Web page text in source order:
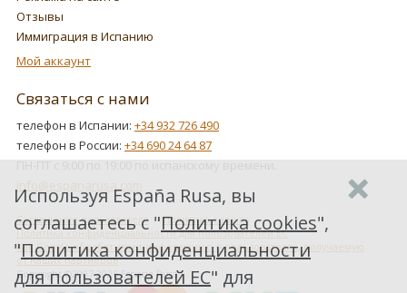
Отзывы
Иммиграция в Испанию
Мой аккаунт
Связаться с нами
телефон в Испании: +34 932 726 490
телефон в России: +34 690 24 64 87
info@espanarusa.com
Соглашение пользователя
Политика cookies
Политика конфиденциальности для пользователей ЕС
Как Google обрабатывает информацию о пользователях, получаемую
от наших партнеров
Copyright ©2007-2026 Espana Rusa
Используя España Rusa, вы
соглашаетесь с "Политика cookies",
"Политика конфиденциальности
для пользователей ЕС" для